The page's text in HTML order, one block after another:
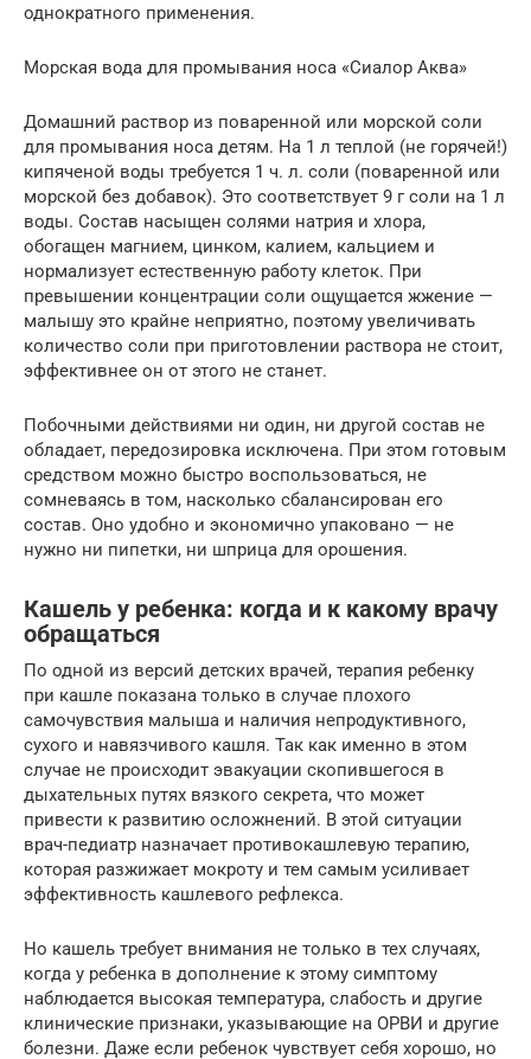
однократного применения.
Морская вода для промывания носа «Сиалор Аква»
Домашний раствор из поваренной или морской соли
для промывания носа детям. На 1 л теплой (не горячей!)
кипяченой воды требуется 1 ч. л. соли (поваренной или
морской без добавок). Это соответствует 9 г соли на 1 л
воды. Состав насыщен солями натрия и хлора,
обогащен магнием, цинком, калием, кальцием и
нормализует естественную работу клеток. При
превышении концентрации соли ощущается жжение —
малышу это крайне неприятно, поэтому увеличивать
количество соли при приготовлении раствора не стоит,
эффективнее он от этого не станет.
Побочными действиями ни один, ни другой состав не
обладает, передозировка исключена. При этом готовым
средством можно быстро воспользоваться, не
сомневаясь в том, насколько сбалансирован его
состав. Оно удобно и экономично упаковано — не
нужно ни пипетки, ни шприца для орошения.
Кашель у ребенка: когда и к какому врачу
обращаться
По одной из версий детских врачей, терапия ребенку
при кашле показана только в случае плохого
самочувствия малыша и наличия непродуктивного,
сухого и навязчивого кашля. Так как именно в этом
случае не происходит эвакуации скопившегося в
дыхательных путях вязкого секрета, что может
привести к развитию осложнений. В этой ситуации
врач-педиатр назначает противокашлевую терапию,
которая разжижает мокроту и тем самым усиливает
эффективность кашлевого рефлекса.
Но кашель требует внимания не только в тех случаях,
когда у ребенка в дополнение к этому симптому
наблюдается высокая температура, слабость и другие
клинические признаки, указывающие на ОРВИ и другие
болезни. Даже если ребенок чувствует себя хорошо, но